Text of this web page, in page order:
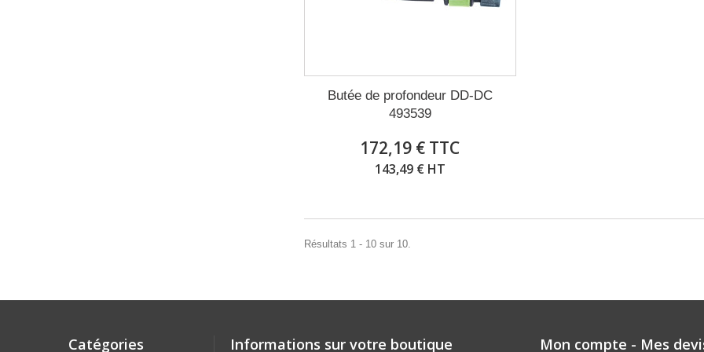
Butée de profondeur DD-DC
493539
172,19 € TTC
143,49 € HT
Résultats 1 - 10 sur 10.
Catégories Informations sur votre boutique Mon compte - Mes